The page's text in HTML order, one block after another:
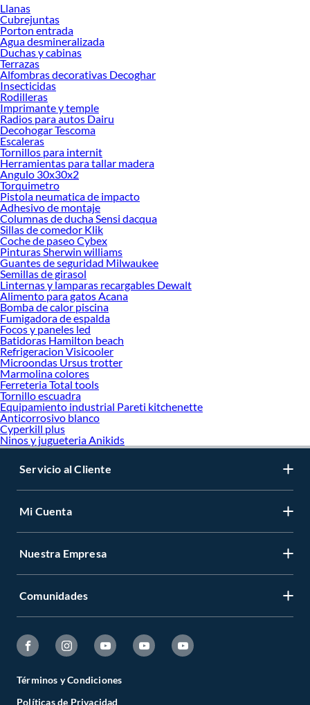
Llanas
Cubrejuntas
Porton entrada
Agua desmineralizada
Duchas y cabinas
Terrazas
Alfombras decorativas Decoghar
Insecticidas
Rodilleras
Imprimante y temple
Radios para autos Dairu
Decohogar Tescoma
Escaleras
Tornillos para internit
Herramientas para tallar madera
Angulo 30x30x2
Torquimetro
Pistola neumatica de impacto
Adhesivo de montaje
Columnas de ducha Sensi dacqua
Sillas de comedor Klik
Coche de paseo Cybex
Pinturas Sherwin williams
Guantes de seguridad Milwaukee
Semillas de girasol
Linternas y lamparas recargables Dewalt
Alimento para gatos Acana
Bomba de calor piscina
Fumigadora de espalda
Focos y paneles led
Batidoras Hamilton beach
Refrigeracion Visicooler
Microondas Ursus trotter
Marmolina colores
Ferreteria Total tools
Tornillo escuadra
Equipamiento industrial Pareti kitchenette
Anticorrosivo blanco
Cyperkill plus
Ninos y jugueteria Anikids
Servicio al Cliente
Mi Cuenta
Nuestra Empresa
Comunidades
Términos y Condiciones
Políticas de Privacidad